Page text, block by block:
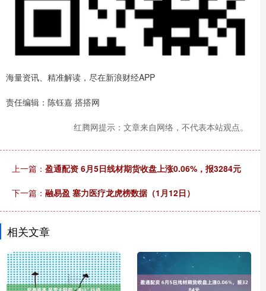
海量资讯、精准解读，尽在新浪财经APP
责任编辑：陈钰嘉 搭搭网
红腾网提示：文章来自网络，不代表本站观点。
上一篇： 盈通配资 6月5日线材期货收盘上涨0.06%，报3284元
下一篇： 融易盈 塞力医疗龙虎榜数据（1月12日）
相关文章